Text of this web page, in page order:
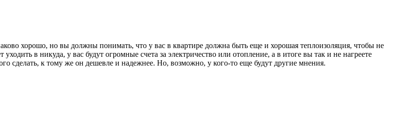
хорошо, но вы должны понимать, что у вас в квартире должна быть еще и хорошая теплоизоляция, чтобы не
в никуда, у вас будут огромные счета за электричество или отопление, а в итоге вы так и не нагреете
сделать, к тому же он дешевле и надежнее. Но, возможно, у кого-то еще будут другие мнения.